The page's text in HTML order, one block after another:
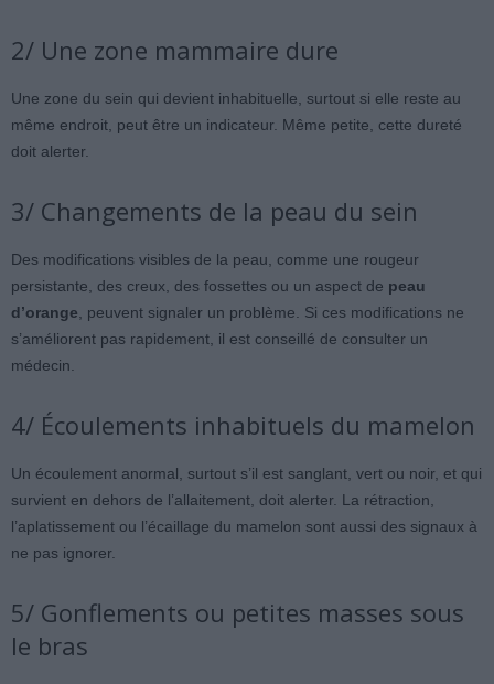
2/ Une zone mammaire dure
Une zone du sein qui devient inhabituelle, surtout si elle reste au
même endroit, peut être un indicateur. Même petite, cette dureté
doit alerter.
3/ Changements de la peau du sein
Des modifications visibles de la peau, comme une rougeur
persistante, des creux, des fossettes ou un aspect de peau
d’orange , peuvent signaler un problème. Si ces modifications ne
s’améliorent pas rapidement, il est conseillé de consulter un
médecin.
4/ Écoulements inhabituels du mamelon
Un écoulement anormal, surtout s’il est sanglant, vert ou noir, et qui
survient en dehors de l’allaitement, doit alerter. La rétraction,
l’aplatissement ou l’écaillage du mamelon sont aussi des signaux à
ne pas ignorer.
5/ Gonflements ou petites masses sous
le bras